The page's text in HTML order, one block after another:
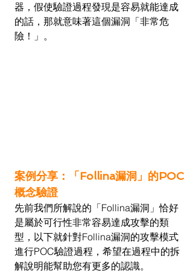
器，假使驗證過程發現是容易就能達成
的話，那就意味著這個漏洞「非常危
險！」。
案例分享：「Follina漏洞」的POC
概念驗證
先前我們所解說的「Follina漏洞」恰好
是屬於可行性非常容易達成攻擊的類
型，以下就針對Follina漏洞的攻擊模式
進行POC驗證過程，希望在過程中的拆
解說明能幫助您有更多的認識。